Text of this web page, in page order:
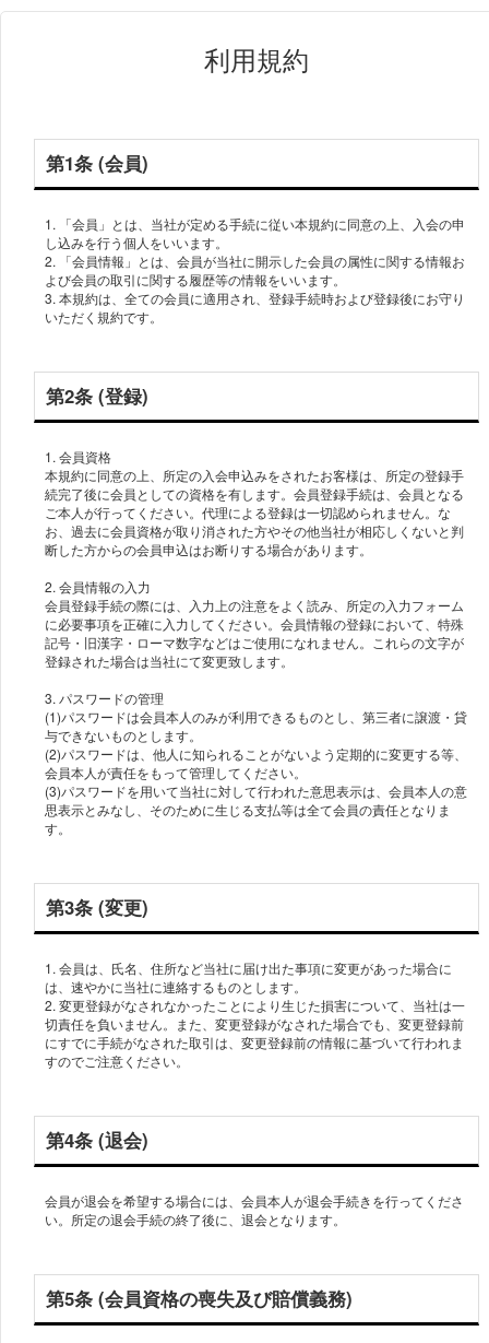
利用規約
第1条 (会員)
1. 「会員」とは、当社が定める手続に従い本規約に同意の上、入会の申
し込みを行う個人をいいます。
2. 「会員情報」とは、会員が当社に開示した会員の属性に関する情報お
よび会員の取引に関する履歴等の情報をいいます。
3. 本規約は、全ての会員に適用され、登録手続時および登録後にお守り
いただく規約です。
第2条 (登録)
1. 会員資格
本規約に同意の上、所定の入会申込みをされたお客様は、所定の登録手
続完了後に会員としての資格を有します。会員登録手続は、会員となる
ご本人が行ってください。代理による登録は一切認められません。な
お、過去に会員資格が取り消された方やその他当社が相応しくないと判
断した方からの会員申込はお断りする場合があります。
2. 会員情報の入力
会員登録手続の際には、入力上の注意をよく読み、所定の入力フォーム
に必要事項を正確に入力してください。会員情報の登録において、特殊
記号・旧漢字・ローマ数字などはご使用になれません。これらの文字が
登録された場合は当社にて変更致します。
3. パスワードの管理
(1)パスワードは会員本人のみが利用できるものとし、第三者に譲渡・貸
与できないものとします。
(2)パスワードは、他人に知られることがないよう定期的に変更する等、
会員本人が責任をもって管理してください。
(3)パスワードを用いて当社に対して行われた意思表示は、会員本人の意
思表示とみなし、そのために生じる支払等は全て会員の責任となりま
す。
第3条 (変更)
1. 会員は、氏名、住所など当社に届け出た事項に変更があった場合に
は、速やかに当社に連絡するものとします。
2. 変更登録がなされなかったことにより生じた損害について、当社は一
切責任を負いません。また、変更登録がなされた場合でも、変更登録前
にすでに手続がなされた取引は、変更登録前の情報に基づいて行われま
すのでご注意ください。
第4条 (退会)
会員が退会を希望する場合には、会員本人が退会手続きを行ってくださ
い。所定の退会手続の終了後に、退会となります。
第5条 (会員資格の喪失及び賠償義務)